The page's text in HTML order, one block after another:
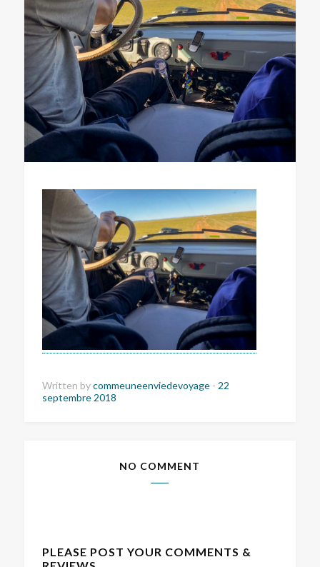
Written bycommeuneenviedevoyage - 22
septembre 2018
NO COMMENT
PLEASE POST YOUR COMMENTS &